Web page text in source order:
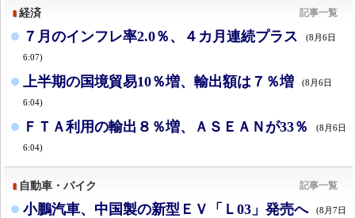
経済 記事一覧
７月のインフレ率2.0％、４カ月連続プラス (8月6日
6:07)
上半期の国境貿易10％増、輸出額は７％増 (8月6日
6:04)
ＦＴＡ利用の輸出８％増、ＡＳＥＡＮが33％ (8月6日
6:04)
自動車・バイク 記事一覧
小鵬汽車、中国製の新型ＥＶ「Ｌ03」発売へ (8月7日